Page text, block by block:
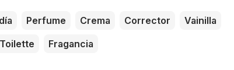
Perfume Crema Corrector
Vainilla
Fragancia